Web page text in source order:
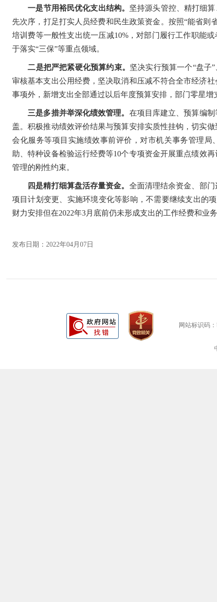
一是节用裕民优化支出结构。 坚持源头管控、精打细
先次序，打足打实人员经费和民生政策资金。按照“能省
培训费等一般性支出统一压减10%，对部门履行工作职能
于落实“三保”等重点领域。
二是把严把紧硬化预算约束。 坚决实行预算一个“盘子
审核基本支出公用经费，坚决取消和压减不符合全市经济
事项外，新增支出全部通过以后年度预算安排，部门零星
三是多措并举深化绩效管理。 在项目库建立、预算编
盖。积极推动绩效评价结果与预算安排实质性挂钩，切实
会化服务等项目实施绩效事前评价，对市机关事务管理
助、特种设备检验运行经费等10个专项资金开展重点绩效
管理的刚性约束。
四是精打细算盘活存量资金。 全面清理结余资金、部
项目计划变更、实施环境变化等影响，不需要继续支出的
财力安排但在2022年3月底前仍未形成支出的工作经费和业
发布日期：2022年04月07日
网站标识码